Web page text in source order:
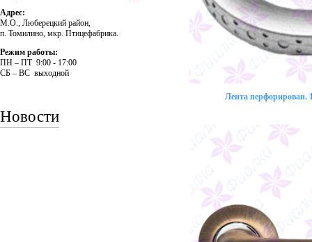
Адрес:
М.О., Люберецкий район,
п. Томилино, мкр. Птицефабрика.
Режим работы:
ПH – ПT 9:00 - 17:00
CБ – BC выходной
Новости
Лента перфорирован.